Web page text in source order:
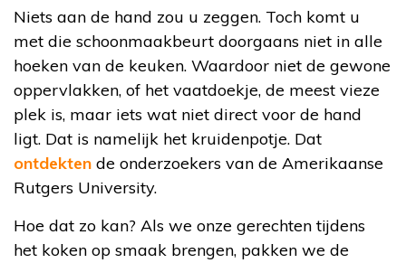
Niets aan de hand zou u zeggen. Toch komt u
met die schoonmaakbeurt doorgaans niet in alle
hoeken van de keuken. Waardoor niet de gewone
oppervlakken, of het vaatdoekje, de meest vieze
plek is, maar iets wat niet direct voor de hand
ligt. Dat is namelijk het kruidenpotje. Dat
ontdekten de onderzoekers van de Amerikaanse
Rutgers University.
Hoe dat zo kan? Als we onze gerechten tijdens
het koken op smaak brengen, pakken we de